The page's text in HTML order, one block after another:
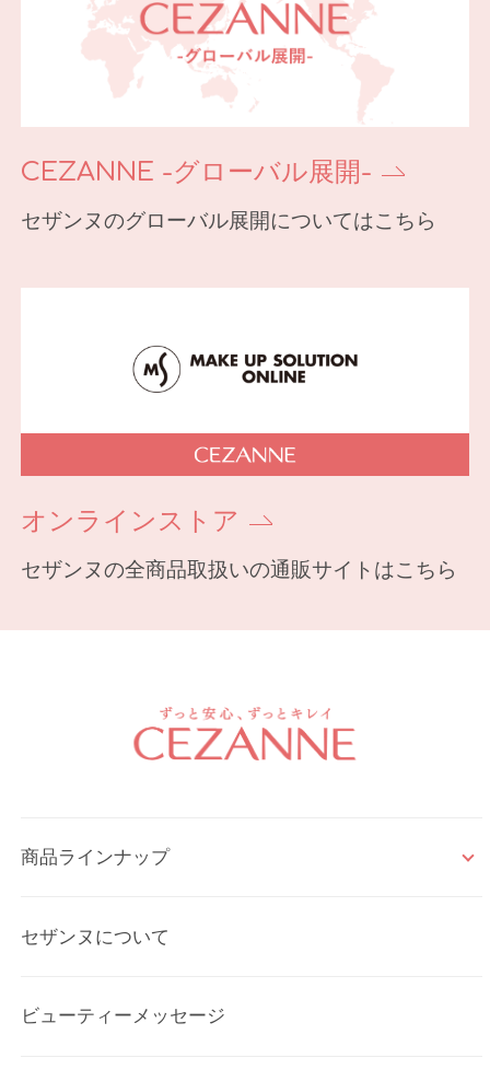
CEZANNE -グローバル展開-
セザンヌのグローバル展開についてはこちら
オンラインストア
セザンヌの全商品取扱いの通販サイトはこちら
商品ラインナップ
セザンヌについて
ビューティーメッセージ